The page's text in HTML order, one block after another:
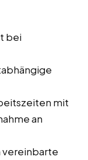
bei
mit
an
vereinbarte